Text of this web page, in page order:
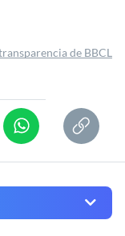
de BBCL